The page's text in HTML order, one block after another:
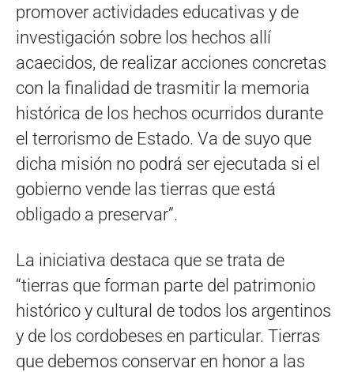
promover actividades educativas y de
investigación sobre los hechos allí
acaecidos, de realizar acciones concretas
con la finalidad de trasmitir la memoria
histórica de los hechos ocurridos durante
el terrorismo de Estado. Va de suyo que
dicha misión no podrá ser ejecutada si el
gobierno vende las tierras que está
obligado a preservar”.
La iniciativa destaca que se trata de
“tierras que forman parte del patrimonio
histórico y cultural de todos los argentinos
y de los cordobeses en particular. Tierras
que debemos conservar en honor a las